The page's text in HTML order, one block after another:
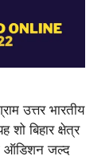
उत्तर भारतीय
बिहार क्षेत्र
ऑडिशन जल्द